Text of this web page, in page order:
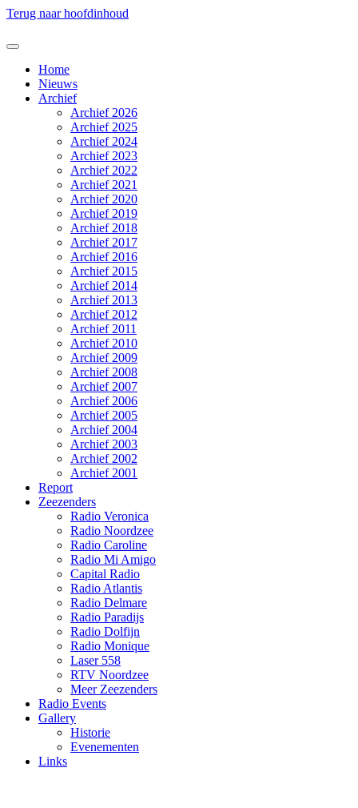
Terug naar hoofdinhoud
Home
Nieuws
Archief
Archief 2026
Archief 2025
Archief 2024
Archief 2023
Archief 2022
Archief 2021
Archief 2020
Archief 2019
Archief 2018
Archief 2017
Archief 2016
Archief 2015
Archief 2014
Archief 2013
Archief 2012
Archief 2011
Archief 2010
Archief 2009
Archief 2008
Archief 2007
Archief 2006
Archief 2005
Archief 2004
Archief 2003
Archief 2002
Archief 2001
Report
Zeezenders
Radio Veronica
Radio Noordzee
Radio Caroline
Radio Mi Amigo
Capital Radio
Radio Atlantis
Radio Delmare
Radio Paradijs
Radio Dolfijn
Radio Monique
Laser 558
RTV Noordzee
Meer Zeezenders
Radio Events
Gallery
Historie
Evenementen
Links